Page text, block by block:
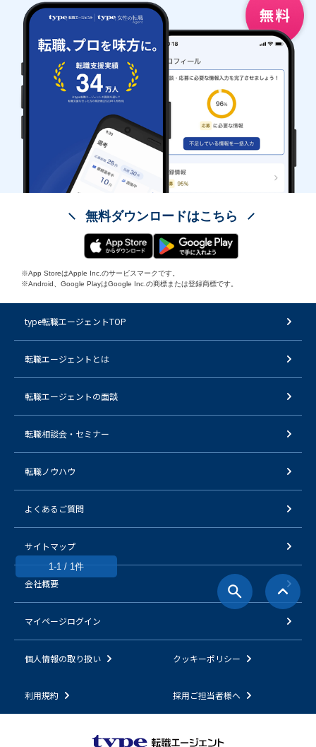
1-1 / 1件
無料ダウンロードはこちら
※App StoreはApple Inc.のサービスマークです。
※Android、Google PlayはGoogle Inc.の商標または登録商標です。
type転職エージェントTOP
転職エージェントとは
転職エージェントの面談
転職相談会・セミナー
転職ノウハウ
よくあるご質問
サイトマップ
会社概要
マイページログイン
個人情報の取り扱い クッキーポリシー
利用規約 採用ご担当者様へ